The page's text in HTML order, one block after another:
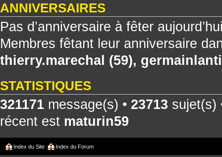
ANNIVERSAIRES
Pas d’anniversaire à fêter
Membres fêtant leur anniversaire
thierry.marechal (59),
STATISTIQUES
321171 message(s) • 23713 sujet(s)
récent est maturin59
Index du Site Index du Forum